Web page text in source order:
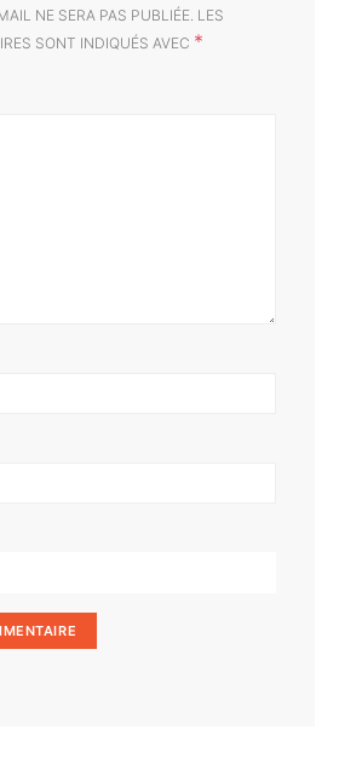
NE SERA PAS PUBLIÉE. LES
SONT INDIQUÉS AVEC *